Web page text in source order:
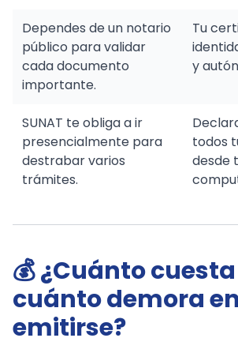
Dependes de un notario
público para validar
cada documento
importante.
Tu
y
SUNAT te obliga a ir
presencialmente para
destrabar varios
trámites.
todos
desde
💰 ¿Cuánto
cuánto demora en
emitirse?